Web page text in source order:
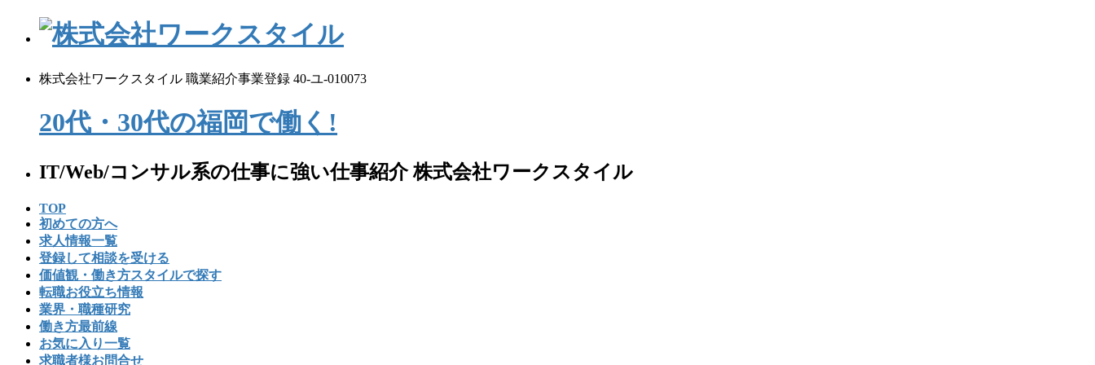
株式会社ワークスタイル 職業紹介事業登録 40-ユ-010073
20代・30代の福岡で働く!
IT/Web/コンサル系の仕事に強い仕事紹介 株式会社ワークスタイル
TOP
初めての⽅へ
求人情報一覧
登録して相談を受ける
価値観・働き方スタイルで探す
転職お役立ち情報
業界・職種研究
働き方最前線
お気に入り一覧
求職者様お問合せ